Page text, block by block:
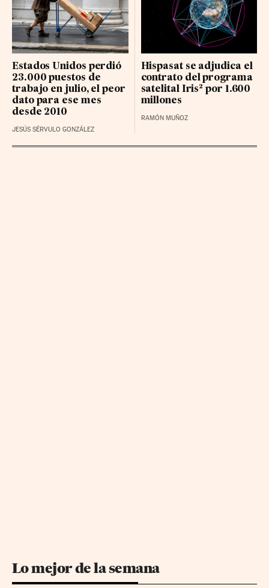
BBVA RG 24.6 (0.01%)
LOGISTA INTEGRAL BR 36.7 (0.34%)
NATURGY GRP BR 28.72 (-0.06%)
Estados Unidos perdió
23.000 puestos de
trabajo en julio, el peor
dato para ese mes
desde 2010
JESÚS SÉRVULO GONZÁLEZ
Hispasat se adjudica el
contrato del programa
satelital Iris² por 1.600
millones
RAMÓN MUÑOZ
Lo mejor de la semana